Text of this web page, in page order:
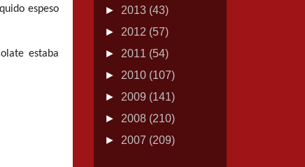
espeso
estaba
► 2013 (43)
► 2012 (57)
► 2011 (54)
► 2010 (107)
► 2009 (141)
► 2008 (210)
► 2007 (209)